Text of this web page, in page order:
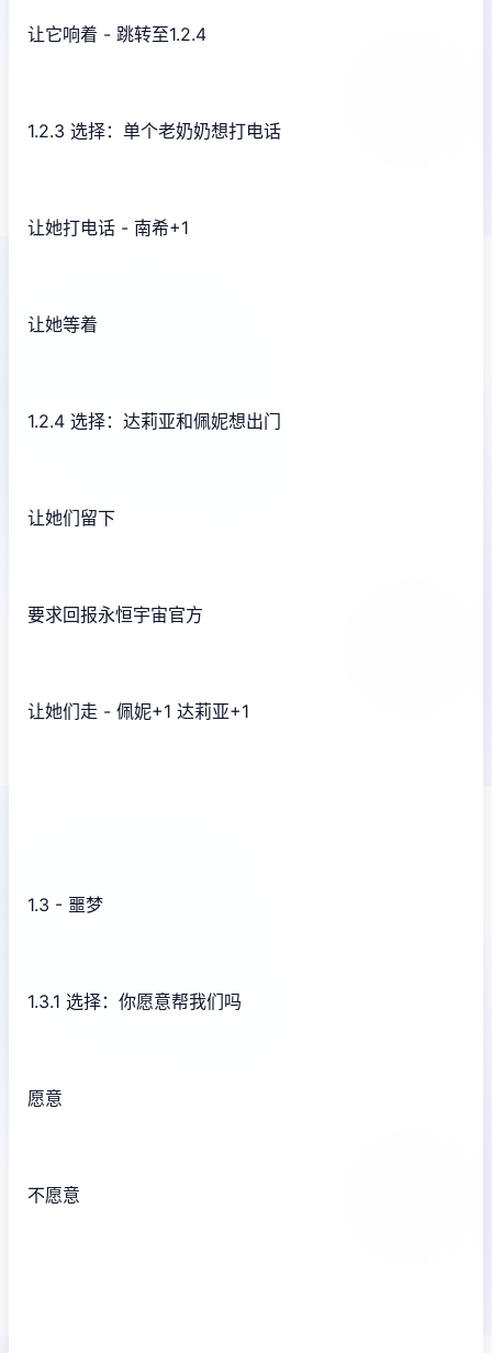
让它响着 - 跳转至1.2.4
1.2.3 选择：单个老奶奶想打电话
让她打电话 - 南希+1
让她等着
1.2.4 选择：达莉亚和佩妮想出门
让她们留下
要求回报永恒宇宙官方
让她们走 - 佩妮+1 达莉亚+1
1.3 - 噩梦
1.3.1 选择：你愿意帮我们吗
愿意
不愿意